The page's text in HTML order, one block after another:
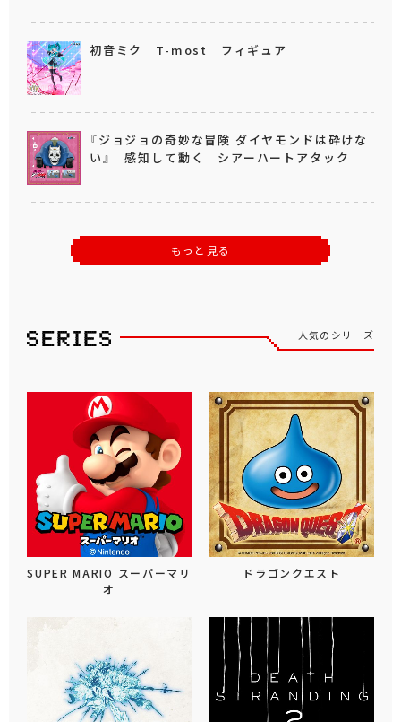
初音ミク T-most フィギュア
『ジョジョの奇妙な冒険 ダイヤモンドは砕けな
い』 感知して動く シアーハートアタック
もっと見る
人気のシリーズ
SUPER MARIO スーパーマリ
オ
ドラゴンクエスト